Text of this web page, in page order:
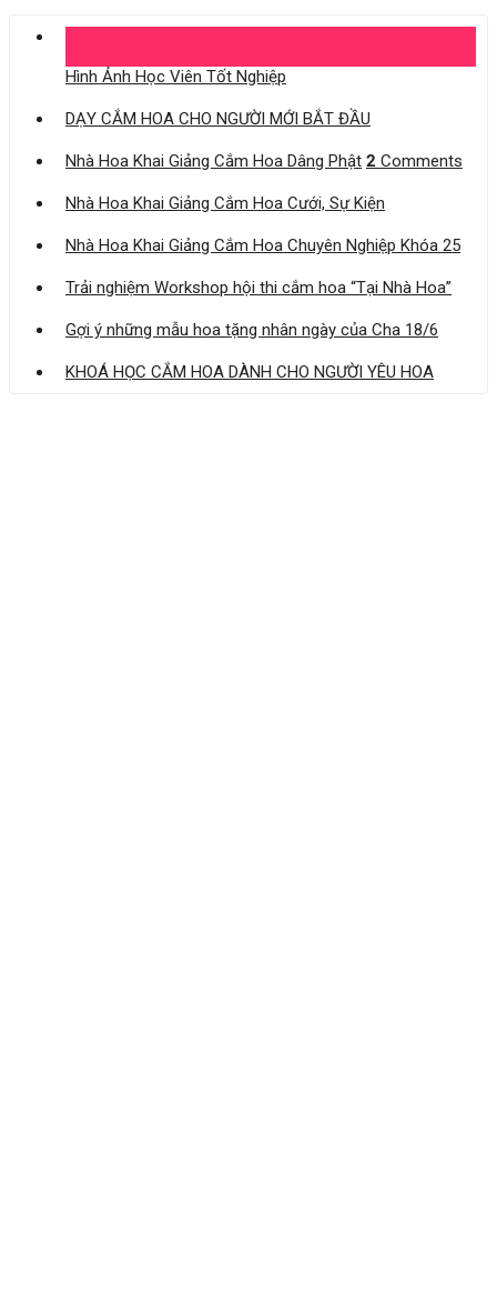
Hình Ảnh Học Viên Tốt Nghiệp
DẠY CẮM HOA CHO NGƯỜI MỚI BẮT ĐẦU
Nhà Hoa Khai Giảng Cắm Hoa Dâng Phật 2 Comments
Nhà Hoa Khai Giảng Cắm Hoa Cưới, Sự Kiện
Nhà Hoa Khai Giảng Cắm Hoa Chuyên Nghiệp Khóa 25
Trải nghiệm Workshop hội thi cắm hoa “Tại Nhà Hoa”
Gợi ý những mẫu hoa tặng nhân ngày của Cha 18/6
KHOÁ HỌC CẮM HOA DÀNH CHO NGƯỜI YÊU HOA